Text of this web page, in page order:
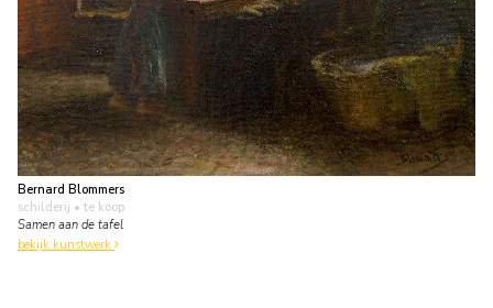
Bernard Blommers
schilderij • te koop
Samen aan de tafel
bekijk kunstwerk